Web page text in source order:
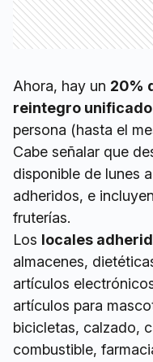
Ahora, hay un 20%
reintegro
persona (hasta el
Cabe señalar que
disponible de lunes
adheridos, e
fruterías.
Los locales
almacenes,
artículos
artículos para
bicicletas, calzado,
combustible,